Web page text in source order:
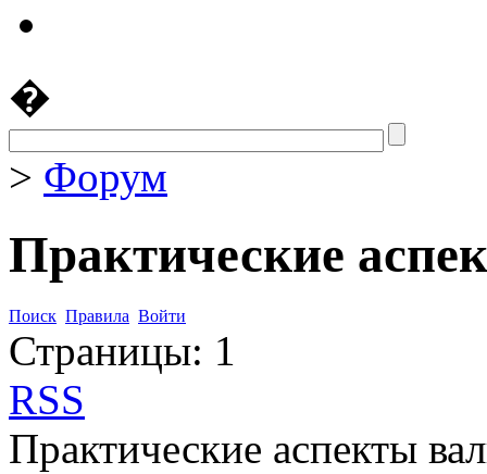
�
> Форум
Практические
Поиск Правила Войти
Страницы: 1
RSS
Практические аспекты